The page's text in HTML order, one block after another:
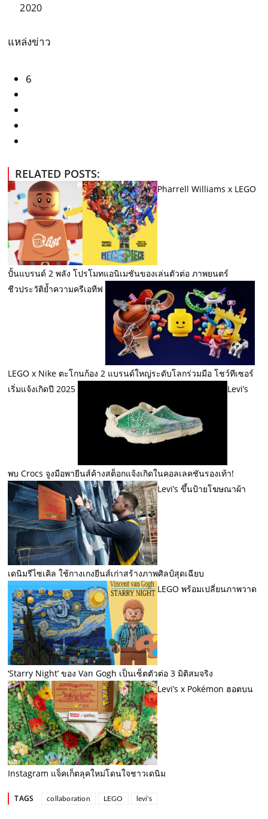
2020
แหล่งข่าว
6
RELATED POSTS:
Pharrell Williams x LEGO
ปั้นแบรนด์ 2 พลัง โปรโมทแอนิเมชันของเล่นตัวต่อ ภาพยนตร์
ชีวประวัติย้ำความครีเอทีฟ
LEGO x Nike ตะโกนก้อง 2 แบรนด์ใหญ่ระดับโลกร่วมมือ โชว์ทีเซอร์
เริ่มแจ้งเกิดปี 2025
Levi’s
พบ Crocs จูงมือพายีนส์ค้างสต็อกแจ้งเกิดในคอลเลคชันรองเท้า!
Levi’s ขึ้นป้ายโฆษณาผ้า
เดนิมรีไซเคิล ใช้กางเกงยีนส์เก่าสร้างภาพศิลป์สุดเฉียบ
LEGO พร้อมเปลี่ยนภาพวาด
‘Starry Night’ ของ Van Gogh เป็นเซ็ตตัวต่อ 3 มิติสมจริง
Levi’s x Pokémon ฮอตบน
Instagram แจ็คเก็ตลุคใหม่โดนใจชาวเดนิม
TAGS collaboration LEGO levi's